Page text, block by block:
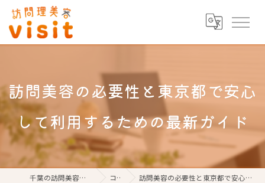
訪問美容の必要性と東京都で安心
して利用するための最新ガイド
千葉の訪問美容なら訪問理美容visit コラム 訪問美容の必要性と東京都で安心して利用するための最新ガイド